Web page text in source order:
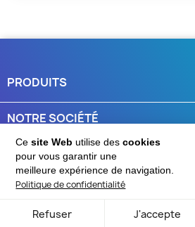
Cesite Web utilise descookies
pour vous garantir une
meilleure expérience de navigation.
Politique de confidentialité
Refuser J'accepte
PRODUITS
NOTRE SOCIÉTÉ
VOTRE COMPTE
INFORMATIONS
© 2026 - Cartouches-fr.com